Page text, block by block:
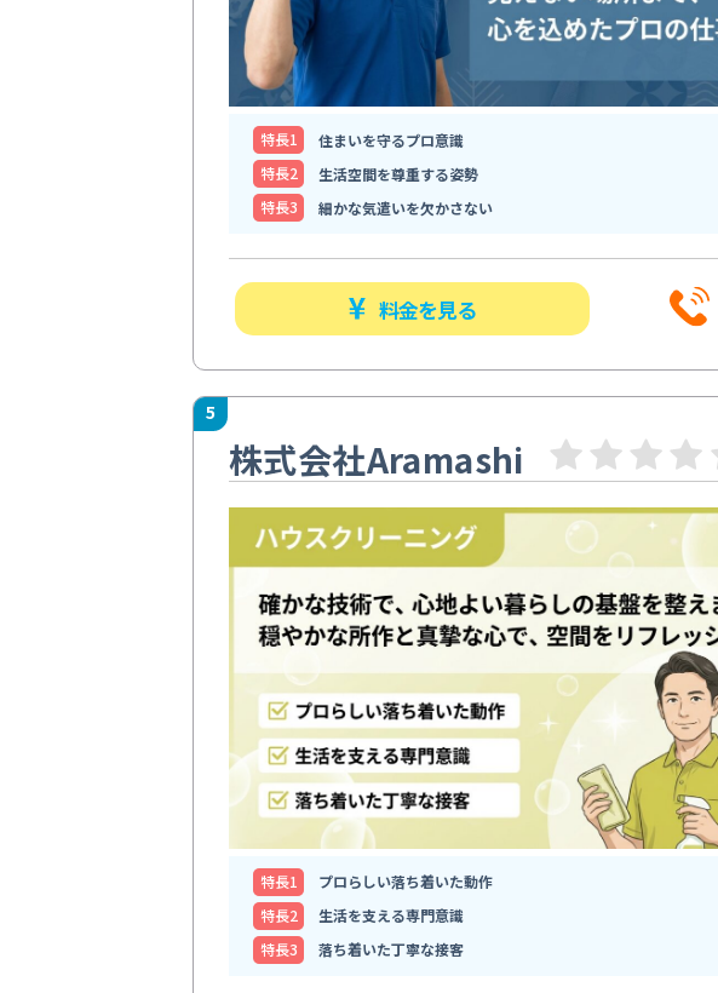
特⻑1
住まいを守るプロ意識
特⻑2
生活空間を尊重する姿勢
特⻑3
細かな気遣いを欠かさない
料金を見る
5
株式会社Aramashi
特⻑1
プロらしい落ち着いた動作
特⻑2
生活を支える専門意識
特⻑3
落ち着いた丁寧な接客